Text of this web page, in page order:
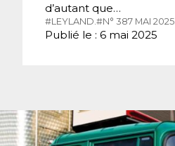
d’autant que…
#LEYLAND. #N° 387 MAI 2025.
Publié le : 6 mai 2025